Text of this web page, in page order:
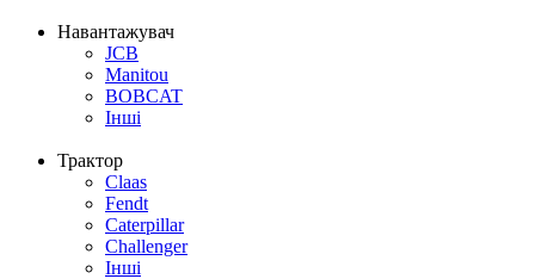
Навантажувач
JCB
Manitou
BOBCAT
Інші
Трактор
Claas
Fendt
Caterpillar
Challenger
Інші